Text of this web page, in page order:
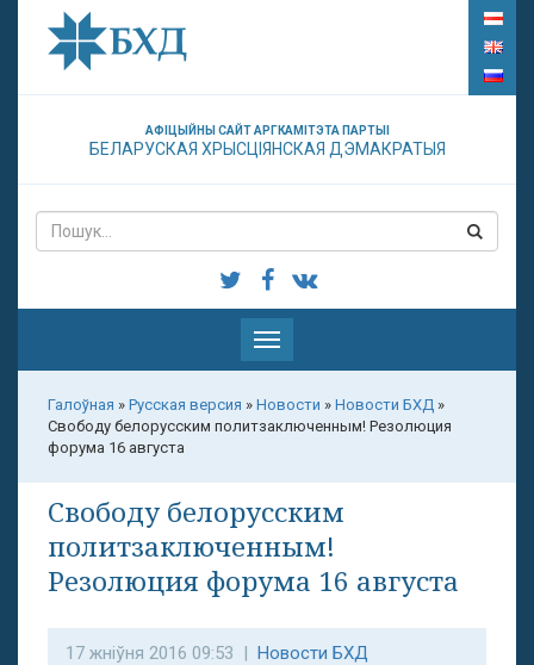
АФІЦЫЙНЫ САЙТ АРГКАМІТЭТА ПАРТЫІ
БЕЛАРУСКАЯ ХРЫСЦІЯНСКАЯ ДЭМАКРАТЫЯ
Паказаць
меню
Галоўная » Русская версия » Новости » Новости БХД »
Свободу белорусским политзаключенным! Резолюция
форума 16 августа
Свободу белорусским
политзаключенным!
Резолюция форума 16 августа
17 жніўня 2016 09:53 | Новости БХД